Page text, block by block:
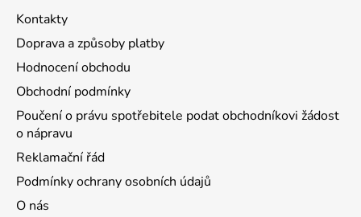
Kontakty
Doprava a způsoby platby
Hodnocení obchodu
Obchodní podmínky
Poučení o právu spotřebitele podat obchodníkovi žádost
o nápravu
Reklamační řád
Podmínky ochrany osobních údajů
O nás